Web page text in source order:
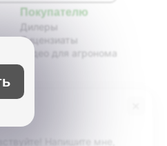
Покупателю
Дилеры
Лицензиаты
Видео для агронома
масличных